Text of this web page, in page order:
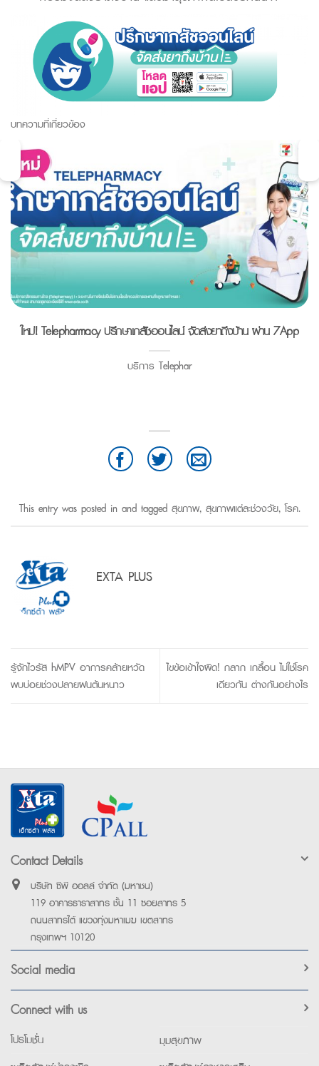
บทความที่เกี่ยวข้อง
ใหม่! Telepharmacy ปรึกษาเภสัชออนไลน์ จัดส่งยาถึงบ้าน ผ่าน 7App
บริการ Telephar
This entry was posted in and tagged สุขภาพ, สุขภาพแต่ละช่วงวัย,โรค.
EXTA PLUS
รู้จักไวรัส hMPV อาการคล้ายหวัด
พบบ่อยช่วงปลายฝนต้นหนาว
ไขข้อเข้าใจผิด! กลาก เกลื้อน ไม่ใช่โรค
เดียวกัน ต่างกันอย่างไร
Contact Details
บริษัท ซีพี ออลล์ จำกัด (มหาชน)
119 อาคารธาราสาทร ชั้น 11 ซอยสาทร 5
ถนนสาทรใต้ แขวงทุ่งมหาเมฆ เขตสาทร
กรุงเทพฯ 10120
Social media
Connect with us
โปรโมชั่น
มุมสุขภาพ